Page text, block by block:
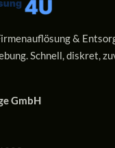
&
Schnell, diskret,
GmbH